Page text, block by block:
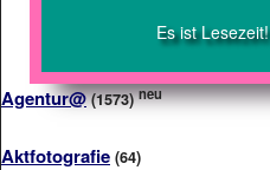
Es ist Lesezeit!
Agentur@ (1573) neu
Aktfotografie (64)